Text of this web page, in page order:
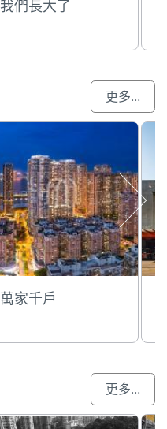
我們長大了
更多...
萬家千戶
更多...